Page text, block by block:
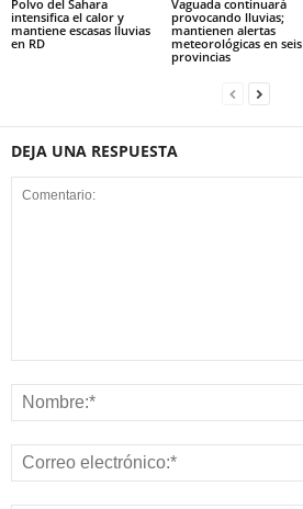
Polvo del Sahara
intensifica el calor y
mantiene escasas lluvias
en RD
Vaguada continuará
provocando lluvias;
mantienen alertas
meteorológicas en seis
provincias
DEJA UNA RESPUESTA